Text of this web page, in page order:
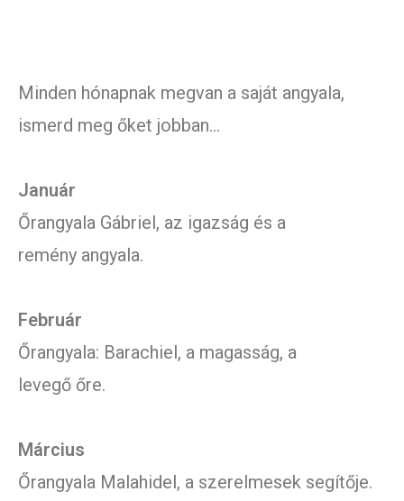
Minden hónapnak megvan a saját angyala,
ismerd meg őket jobban…
Január
Őrangyala Gábriel, az igazság és a
remény angyala.
Február
Őrangyala: Barachiel, a magasság, a
levegő őre.
Március
Őrangyala Malahidel, a szerelmesek segítője.